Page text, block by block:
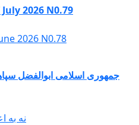
2026 N0.79
2026 N0.78
جمهوری اسلامی ابوالفضل
نه به